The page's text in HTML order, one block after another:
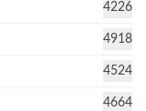
4226
4918
4524
4664